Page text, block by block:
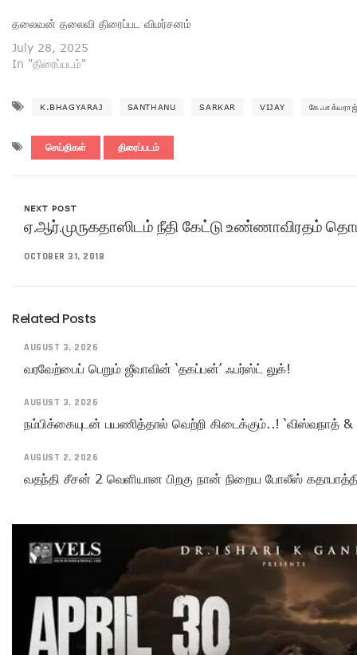
தலைவன் தலைவி திரைப்பட விமர்சனம்
July 28, 2025
In "திரைப்படம்"
K.BHAGYARAJ SANTHANU SARKAR VIJAY
செய்திகள் திரைப்படம்
NEXT POST
ஏ.ஆர்.முருகதாஸிடம் நீதி கேட்டு உண்ணாவிரதம்
OCTOBER 31, 2018
Related Posts
AUGUST 3, 2026
வரவேற்பைப் பெறும் ஜீவாவின் ‘தகப்பன்’ ஃபர்ஸ்ட் லுக்!
AUGUST 3, 2026
நம்பிக்கையுடன் பயணித்தால் வெற்றி கிடைக்கும்..! ‘விஸ்வநாத் &
AUGUST 2, 2026
வதந்தி சீசன் 2 வெளியான பிறகு நான் நிறைய போலீஸ்